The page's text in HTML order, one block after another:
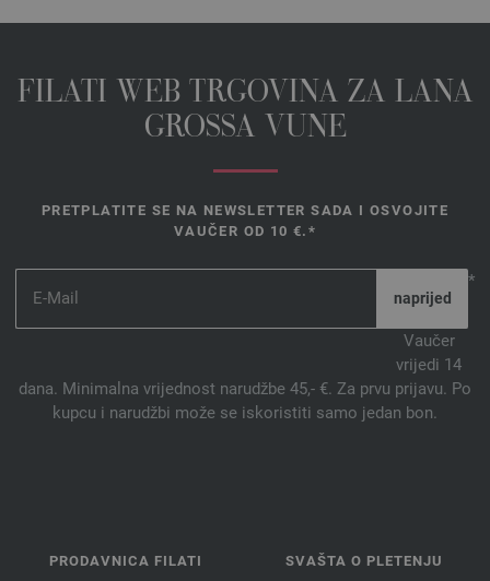
FILATI WEB TRGOVINA ZA LANA
GROSSA VUNE
PRETPLATITE SE NA NEWSLETTER SADA I OSVOJITE
VAUČER OD 10 €.*
*
Vaučer
vrijedi 14
dana. Minimalna vrijednost narudžbe 45,- €. Za prvu prijavu. Po
kupcu i narudžbi može se iskoristiti samo jedan bon.
PRODAVNICA FILATI SVAŠTA O PLETENJU